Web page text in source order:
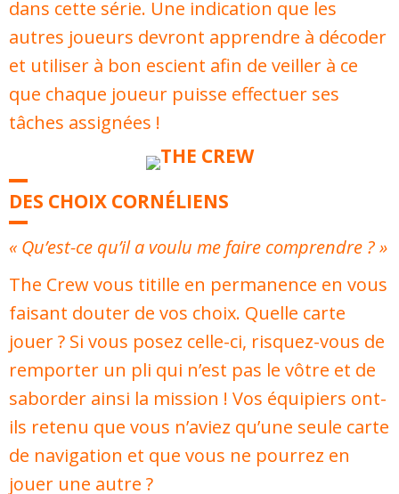
dans cette série. Une indication que les
autres joueurs devront apprendre à décoder
et utiliser à bon escient afin de veiller à ce
que chaque joueur puisse effectuer ses
tâches assignées !
DES CHOIX CORNÉLIENS
« Qu’est-ce qu’il a voulu me faire comprendre ? »
The Crew vous titille en permanence en vous
faisant douter de vos choix. Quelle carte
jouer ? Si vous posez celle-ci, risquez-vous de
remporter un pli qui n’est pas le vôtre et de
saborder ainsi la mission ! Vos équipiers ont-
ils retenu que vous n’aviez qu’une seule carte
de navigation et que vous ne pourrez en
jouer une autre ?